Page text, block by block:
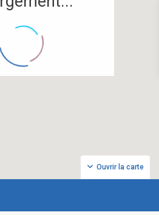
Ouvrir la carte